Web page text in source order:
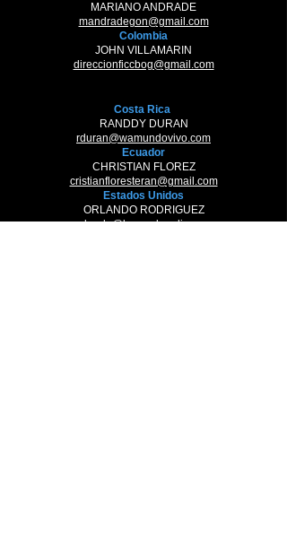
MARIANO ANDRADE
mandradegon@gmail.com
Colombia
JOHN VILLAMARIN
direccionficcbog@gmail.com
Costa Rica
RANDDY DURAN
rduran@wamundovivo.com
Ecuador
CHRISTIAN FLOREZ
cristianfloresteran@gmail.com
Estados Unidos
ORLANDO RODRIGUEZ
orlando@kemuelmedia.com